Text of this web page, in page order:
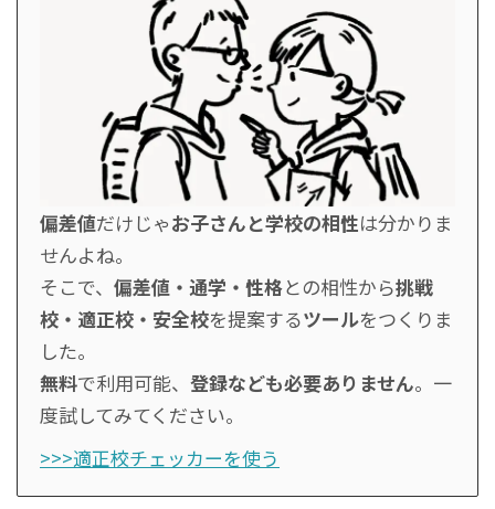
偏差値だけじゃお子さんと学校の相性は分かりま
せんよね。
そこで、 偏差値・通学・性格との相性から挑戦
校・適正校・安全校を提案するツールをつくりま
した。
無料で利用可能、 登録なども必要ありません。一
度試してみてください。
>>>適正校チェッカーを使う